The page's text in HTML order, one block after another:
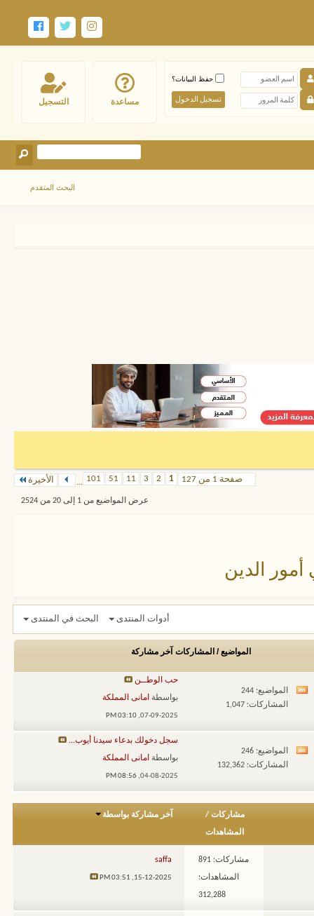
التسجيل مساعدة
حفظ البيانات؟
البحث المتقدم
صفحة 1 من 127 1
2
3
11
51
101
... الأخيرة
عرض المواضيع من 1 إلى 20 من 2524
أمور الدين
أدوات المنتدى البحث في المنتدى
المواضيع / المشاركات آخر مشاركة
مشاهدة
هذا
المنتدى
المواضيع: 244
المشاركات: 1,047
حب الوطــن
بواسطة امانى المملكة
07-09-2025,
03:10 PM
مشاهدة
هذا
المواضيع: 246
المشاركات: 132,362
سجل دخولك بدعاء سيدنا أيوب...
بواسطة امانى المملكة
04-08-2025,
08:56 PM
مشاركات /
المشاهدات
آخر مشاركة بواسطة
مشاركات: 891
المشاهدات:
312,288
saffa
15-12-2025,
03:51 PM